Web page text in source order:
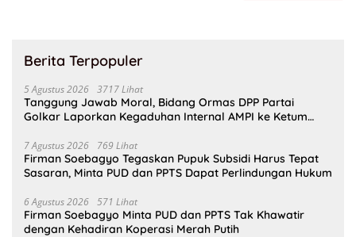
Berita Terpopuler
5 Agustus 2026 3717 Lihat
Tanggung Jawab Moral, Bidang Ormas DPP Partai
Golkar Laporkan Kegaduhan Internal AMPI ke Ketum
7 Agustus 2026 769 Lihat
Firman Soebagyo Tegaskan Pupuk Subsidi Harus Tepat
Sasaran, Minta PUD dan PPTS Dapat Perlindungan Hukum
6 Agustus 2026 571 Lihat
Firman Soebagyo Minta PUD dan PPTS Tak Khawatir
dengan Kehadiran Koperasi Merah Putih